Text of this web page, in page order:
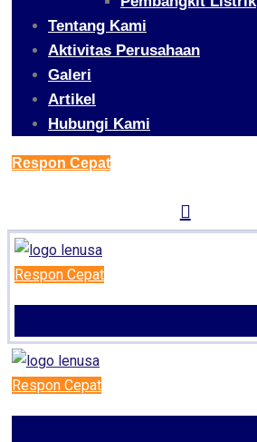
Tentang Kami
Aktivitas Perusahaan
Galeri
Artikel
Hubungi Kami
Respon Cepat
Respon Cepat
Respon Cepat